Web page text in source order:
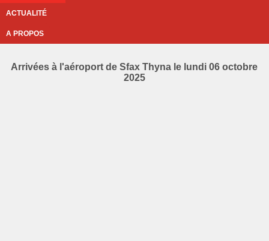
ACTUALITÉ
A PROPOS
Arrivées à l'aéroport de Sfax Thyna le lundi 06 octobre
2025